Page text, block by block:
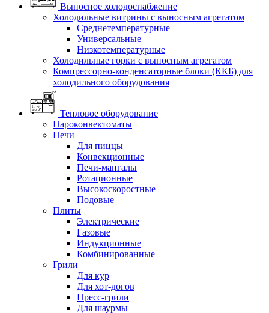
Выносное холодоснабжение
Холодильные витрины с выносным агрегатом
Среднетемпературные
Универсальные
Низкотемпературные
Холодильные горки с выносным агрегатом
Компрессорно-конденсаторные блоки (ККБ) для
холодильного оборудования
Тепловое оборудование
Пароконвектоматы
Печи
Для пиццы
Конвекционные
Печи-мангалы
Ротационные
Высокоскоростные
Подовые
Плиты
Электрические
Газовые
Индукционные
Комбинированные
Грили
Для кур
Для хот-догов
Пресс-грили
Для шаурмы